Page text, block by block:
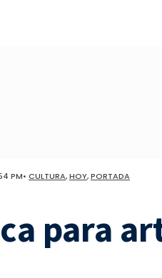
PM• CULTURA,HOY,PORTADA
para